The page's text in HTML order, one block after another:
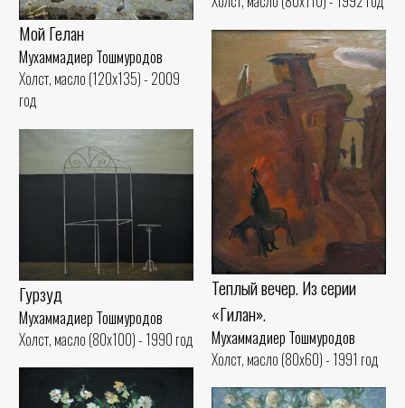
Мой Гелан
Мухаммадиер Тошмуродов
Холст, масло (120x135) - 2009
год
Теплый вечер. Из серии
«Гилан».
Мухаммадиер Тошмуродов
Холст, масло (80x60) - 1991 год
Гурзуд
Мухаммадиер Тошмуродов
Холст, масло (80x100) - 1990 год